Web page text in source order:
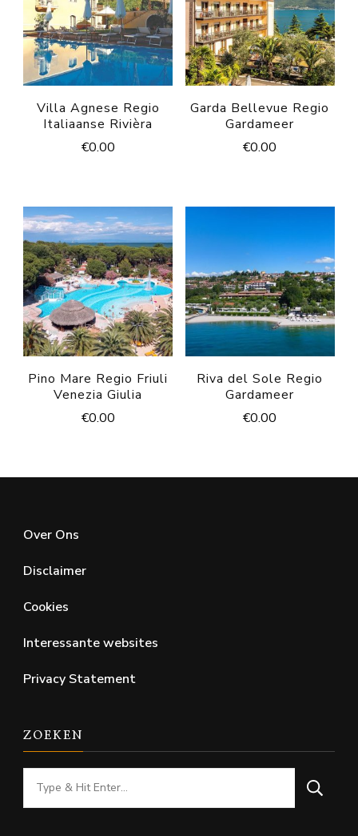
Villa Agnese Regio
Italiaanse Rivièra
€0.00
Garda Bellevue Regio
Gardameer
€0.00
Pino Mare Regio Friuli
Venezia Giulia
€0.00
Riva del Sole Regio
Gardameer
€0.00
Over Ons
Disclaimer
Cookies
Interessante websites
Privacy Statement
ZOEKEN
Looking
for